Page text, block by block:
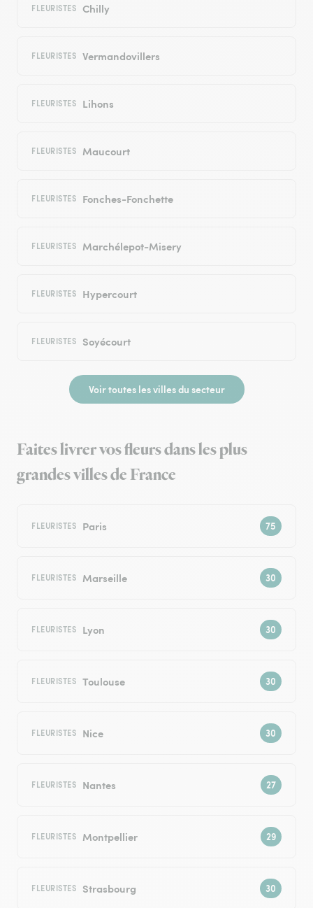
FLEURISTES Chilly
FLEURISTES Vermandovillers
FLEURISTES Lihons
FLEURISTES Maucourt
FLEURISTES Fonches-Fonchette
FLEURISTES Marchélepot-Misery
FLEURISTES Hypercourt
FLEURISTES Soyécourt
Voir toutes les villes du secteur
Faites livrer vos fleurs dans les plus
grandes villes de France
FLEURISTES Paris
FLEURISTES Marseille
FLEURISTES Lyon
FLEURISTES Toulouse
FLEURISTES Nice
FLEURISTES Nantes
FLEURISTES Montpellier
FLEURISTES Strasbourg